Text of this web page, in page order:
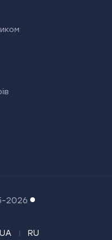
2026
UA RU